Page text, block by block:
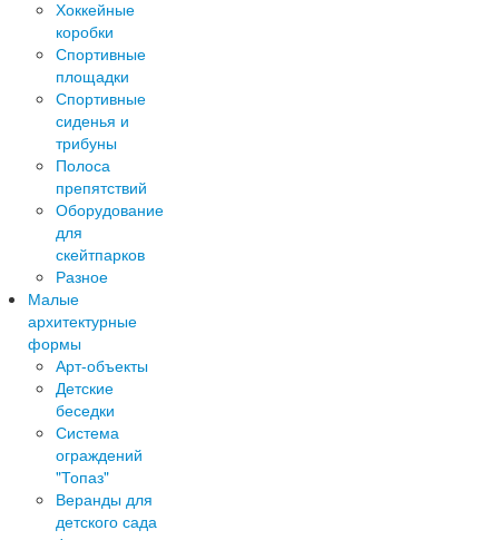
Хоккейные
коробки
Спортивные
площадки
Спортивные
сиденья и
трибуны
Полоса
препятствий
Оборудование
для
скейтпарков
Разное
Малые
архитектурные
формы
Арт-объекты
Детские
беседки
Система
ограждений
"Топаз"
Веранды для
детского сада